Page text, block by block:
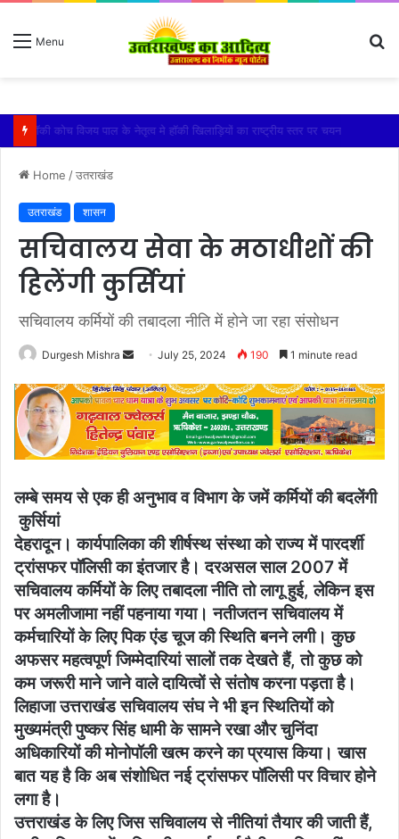
Menu
किशोरी को बेहोश कर झाड़ियों में दुष्कर्म, गंभीर हालत में एम्स में भर्ती
Home /उतराखंड
उतराखंड शासन
सचिवालय सेवा के मठाधीशों की
हिलेंगी कुर्सियां
सचिवालय कर्मियों की तबादला नीति में होने जा रहा संसोधन
Durgesh Mishra
Send
email
July 25, 2024 190 1 minute read
लम्बे समय से एक ही अनुभाव व विभाग के जमें कर्मियों की बदलेंगी
कुर्सियां
देहरादून। कार्यपालिका की शीर्षस्थ संस्था को राज्य में पारदर्शी
ट्रांसफर पॉलिसी का इंतजार है। दरअसल साल 2007 में
सचिवालय कर्मियों के लिए तबादला नीति तो लागू हुई, लेकिन इस
पर अमलीजामा नहीं पहनाया गया। नतीजतन सचिवालय में
कर्मचारियों के लिए पिक एंड चूज की स्थिति बनने लगी। कुछ
अफसर महत्वपूर्ण जिम्मेदारियां सालों तक देखते हैं, तो कुछ को
कम जरूरी माने जाने वाले दायित्वों से संतोष करना पड़ता है।
लिहाजा उत्तराखंड सचिवालय संघ ने भी इन स्थितियों को
मुख्यमंत्री पुष्कर सिंह धामी के सामने रखा और चुनिंदा
अधिकारियों की मोनोपॉली खत्म करने का प्रयास किया। खास
बात यह है कि अब संशोधित नई ट्रांसफर पॉलिसी पर विचार होने
लगा है।
उत्तराखंड के लिए जिस सचिवालय से नीतियां तैयार की जाती हैं,